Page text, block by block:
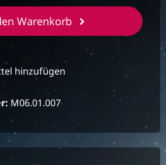
Warenkorb
hinzufügen
M06.01.007